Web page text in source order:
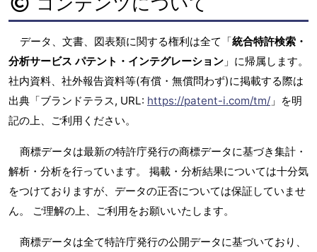
データ、文書、図表類に関する権利は全て「統合特許検索・
分析サービス パテント・インテグレーション 」に帰属します。
社内資料、社外報告資料等(有償・無償問わず)に掲載する際は
出典「ブランドテラス, URL: https://patent-i.com/tm/ 」を明
記の上、ご利用ください。
商標データは最新の特許庁発行の商標データに基づき集計・
解析・分析を行っています。 掲載・分析結果については十分気
をつけておりますが、データの正否については保証していませ
ん。 ご理解の上、ご利用をお願いいたします。
商標データは全て特許庁発行の公開データに基づいており、